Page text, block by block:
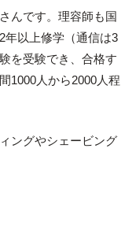
んです。理容師も国
年以上修学（通信は3
を受験でき、合格す
1000人から2000人程
ングやシェービング